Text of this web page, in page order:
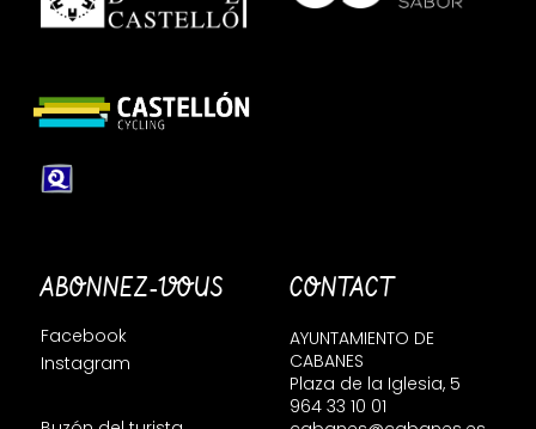
ABONNEZ-VOUS
Facebook
Instagram
CONTACT
AYUNTAMIENTO DE
CABANES
Plaza de la Iglesia, 5
964 33 10 01